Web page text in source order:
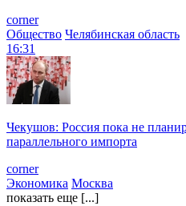
corner
Общество Челябинская область
16:31
Чекушов: Россия пока не
параллельного импорта
corner
Экономика Москва
показать еще [...]